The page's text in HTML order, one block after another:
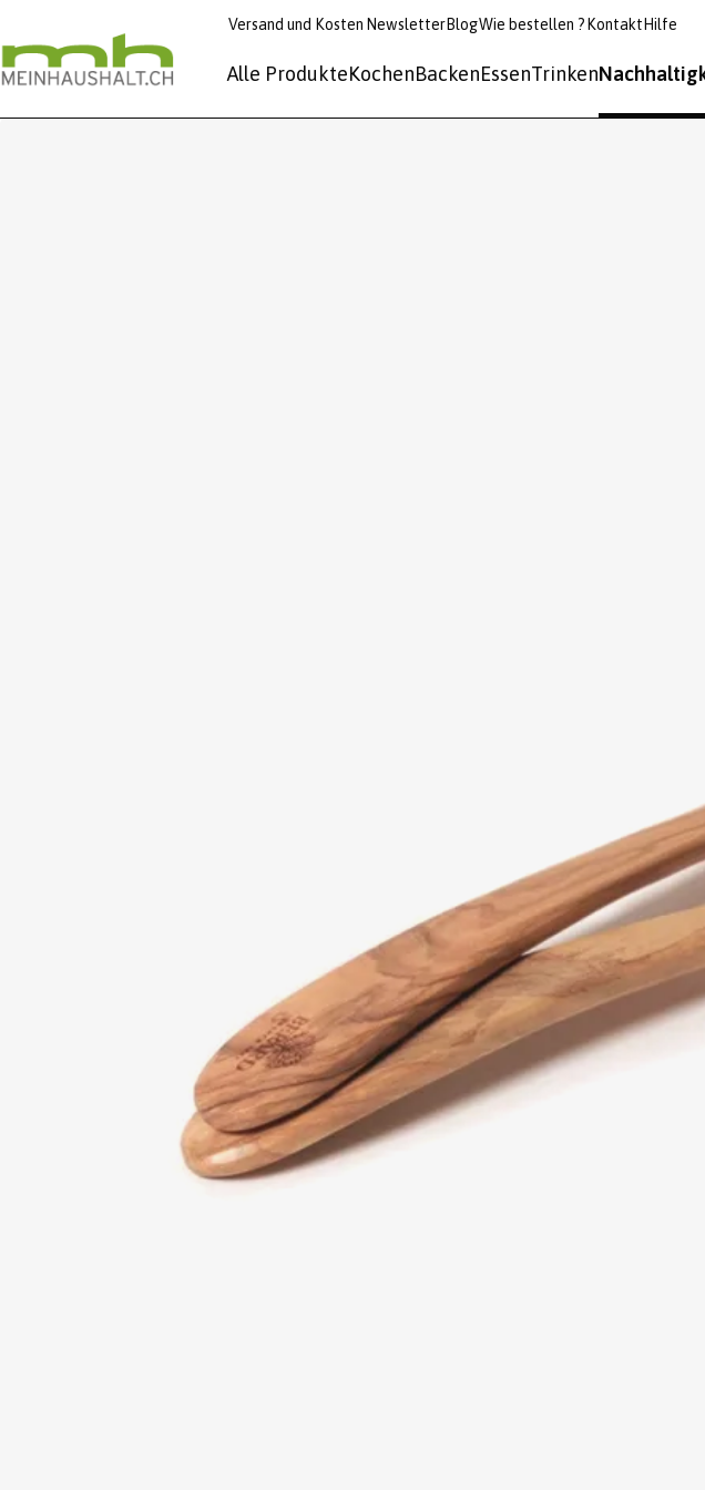
Versand und Kosten NewsletterBlogWie bestellen ? Kontakt Hilfe
Alle ProdukteKochenBackenEssenTrinken